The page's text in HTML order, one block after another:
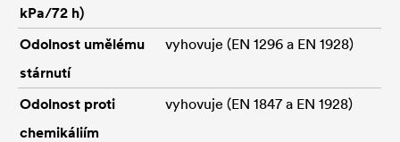
kPa/72 h)
Odolnost umělému
stárnutí
vyhovuje (EN 1296 a EN 1928)
Odolnost proti
chemikáliím
vyhovuje (EN 1847 a EN 1928)